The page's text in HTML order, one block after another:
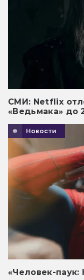
СМИ: Netflix
«Ведьмака» до
Новости
«Человек-